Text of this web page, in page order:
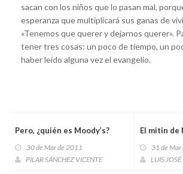
sacan con los niños que lo pasan mal,
esperanza que multiplicará sus ganas de
«Tenemos que querer y dejarnos querer».
tener tres cosas: un poco de tiempo, un
haber leído alguna vez el evangelio.
Pero, ¿quién es Moody’s?
30 de Mar de 2011
PILAR SÁNCHEZ VICENTE
El mitin de
31 de
LUIS